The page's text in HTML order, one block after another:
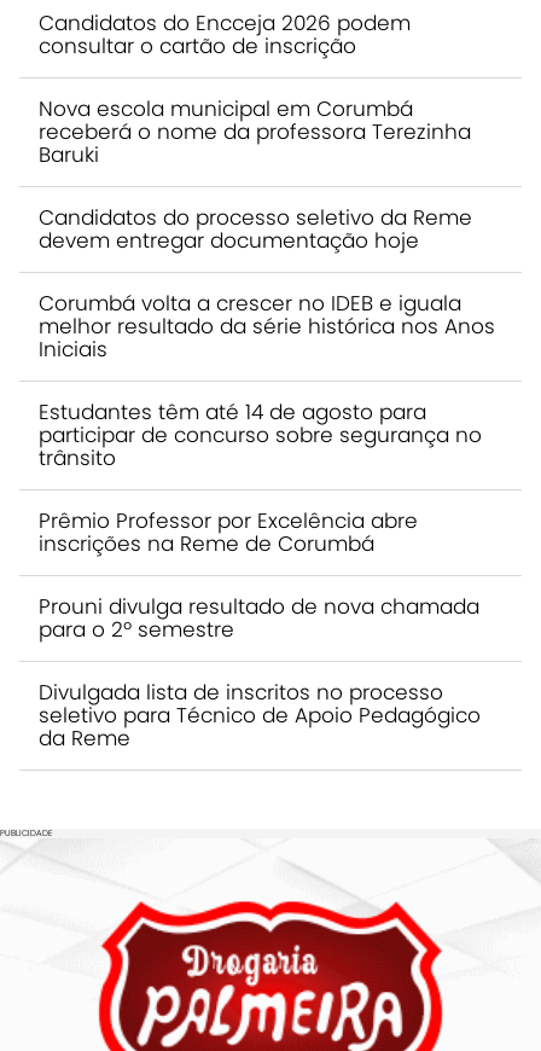
Candidatos do Encceja 2026 podem
consultar o cartão de inscrição
Nova escola municipal em Corumbá
receberá o nome da professora Terezinha
Baruki
Candidatos do processo seletivo da Reme
devem entregar documentação hoje
Corumbá volta a crescer no IDEB e iguala
melhor resultado da série histórica nos Anos
Iniciais
Estudantes têm até 14 de agosto para
participar de concurso sobre segurança no
trânsito
Prêmio Professor por Excelência abre
inscrições na Reme de Corumbá
Prouni divulga resultado de nova chamada
para o 2º semestre
Divulgada lista de inscritos no processo
seletivo para Técnico de Apoio Pedagógico
da Reme
PUBLICIDADE